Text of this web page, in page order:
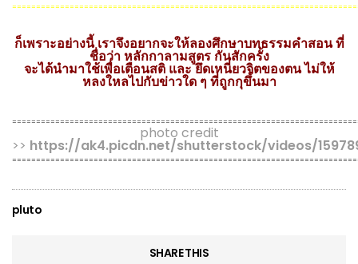
ก็เพราะอย่างนี้ เราจึงอยากจะให้ลองศึกษาบทธรรมคำสอน ที่
ชื่อว่า หลักกาลามสูตร กันสักครั้ง
จะได้นำมาใช้เพื่อเตือนสติ และ ยึดเหนี่ยวจิตของตน ไม่ให้
หลงใหลไปกับข่าวใด ๆ ที่ถูกกุขึ้นมา
photo credit
>> https://ak4.picdn.net/shutterstock/videos/
pluto
SHARE THIS